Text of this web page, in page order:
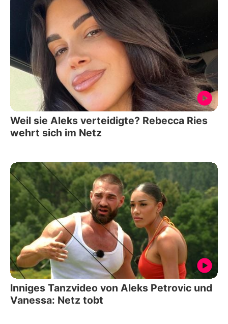
Weil sie Aleks verteidigte? Rebecca Ries
wehrt sich im Netz
Inniges Tanzvideo von Aleks Petrovic und
Vanessa: Netz tobt